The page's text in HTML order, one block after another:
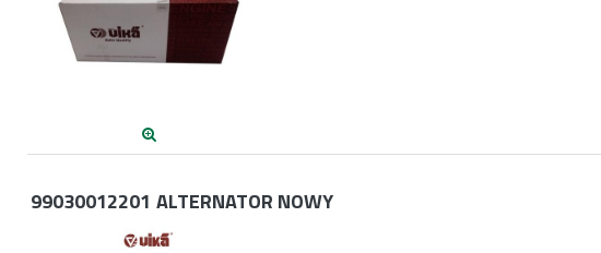
99030012201 ALTERNATOR NOWY